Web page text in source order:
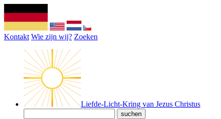
Kontakt Wie zijn wij? Zoeken
Liefde-Licht-Kring van Jezus Christus